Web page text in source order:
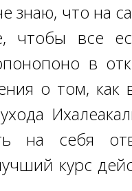
знаю, что на
все
в
о том, как
себя
курс